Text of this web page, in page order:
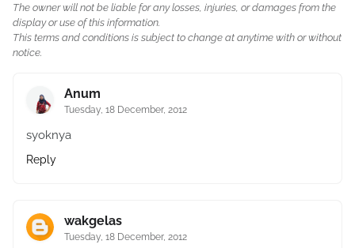
The owner will not be liable for any losses, injuries, or damages from the
display or use of this information.
This terms and conditions is subject to change at anytime with or without
notice.
Anum
Tuesday, 18 December, 2012
syoknya
Reply
wakgelas
Tuesday, 18 December, 2012